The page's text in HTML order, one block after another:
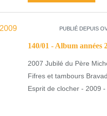
PUBLIÉ DEPUIS
140/01 - Album années
2007 Jubilé du Père
Fifres et tambours
Esprit de clocher - 2009 -